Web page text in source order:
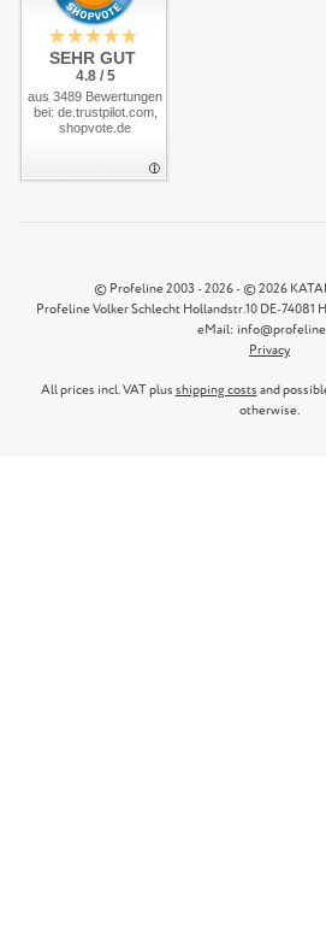
SEHR GUT
4.8 / 5
aus 3489 Bewertungen
bei: de.trustpilot.com,
shopvote.de
© Profeline 2003 - 2026 - © 2026
Profeline Volker Schlecht Hollandstr.10 DE-74081
eMail:
Privacy
All prices incl. VAT plus shipping costs and
otherwise.